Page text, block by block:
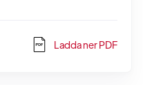
Ladda ner PDF